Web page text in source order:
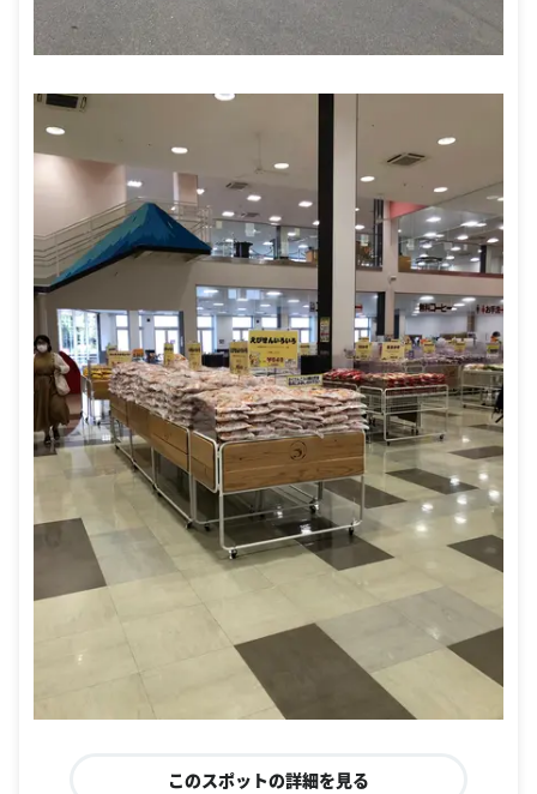
このスポットの詳細を見る